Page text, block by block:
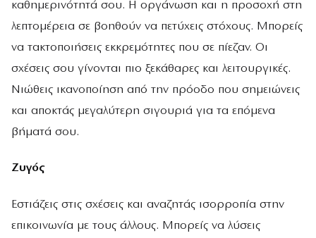
καθημερινότητά σου. Η οργάνωση και η προσοχή στη
λεπτομέρεια σε βοηθούν να πετύχεις στόχους. Μπορείς
να τακτοποιήσεις εκκρεμότητες που σε πίεζαν. Οι
σχέσεις σου γίνονται πιο ξεκάθαρες και λειτουργικές.
Νιώθεις ικανοποίηση από την πρόοδο που σημειώνεις
και αποκτάς μεγαλύτερη σιγουριά για τα επόμενα
βήματά σου.
Ζυγός
Εστιάζεις στις σχέσεις και αναζητάς ισορροπία στην
επικοινωνία με τους άλλους. Μπορείς να λύσεις